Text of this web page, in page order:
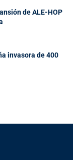
de ALE-HOP
invasora de 400